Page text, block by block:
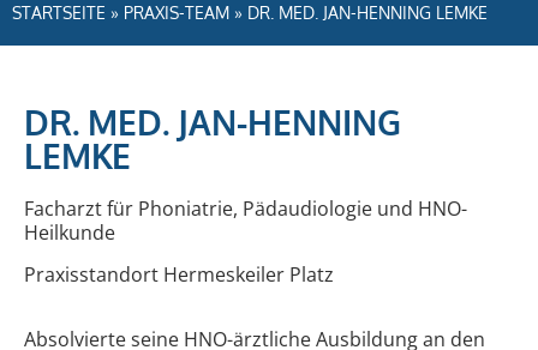
STARTSEITE » PRAXIS-TEAM » DR. MED. JAN-HENNING LEMKE
DR. MED. JAN-HENNING
LEMKE
Facharzt für Phoniatrie, Pädaudiologie und HNO-
Heilkunde
Praxisstandort Hermeskeiler Platz
Absolvierte seine HNO-ärztliche Ausbildung an den